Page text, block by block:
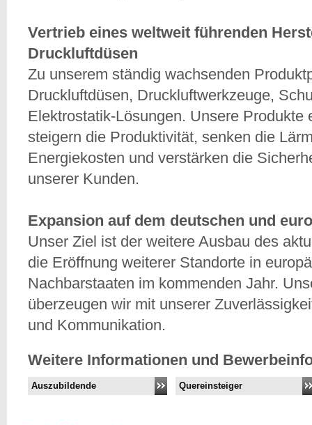
Vertrieb eines weltweit führenden
Druckluftdüsen
Zu unserem ständig wachsenden
Druckluftdüsen, Druckluftwerkzeuge,
Elektrostatik-Lösungen. Unsere Produkte
steigern die Produktivität, senken die
Energiekosten und verstärken die
unserer Kunden.
Expansion auf dem deutschen und
Unser Ziel ist der weitere Ausbau des
die Eröffnung weiterer Standorte in
Nachbarstaaten im kommenden Jahr.
überzeugen wir mit unserer
und Kommunikation.
Weitere Informationen und
Auszubildende Quereinsteiger